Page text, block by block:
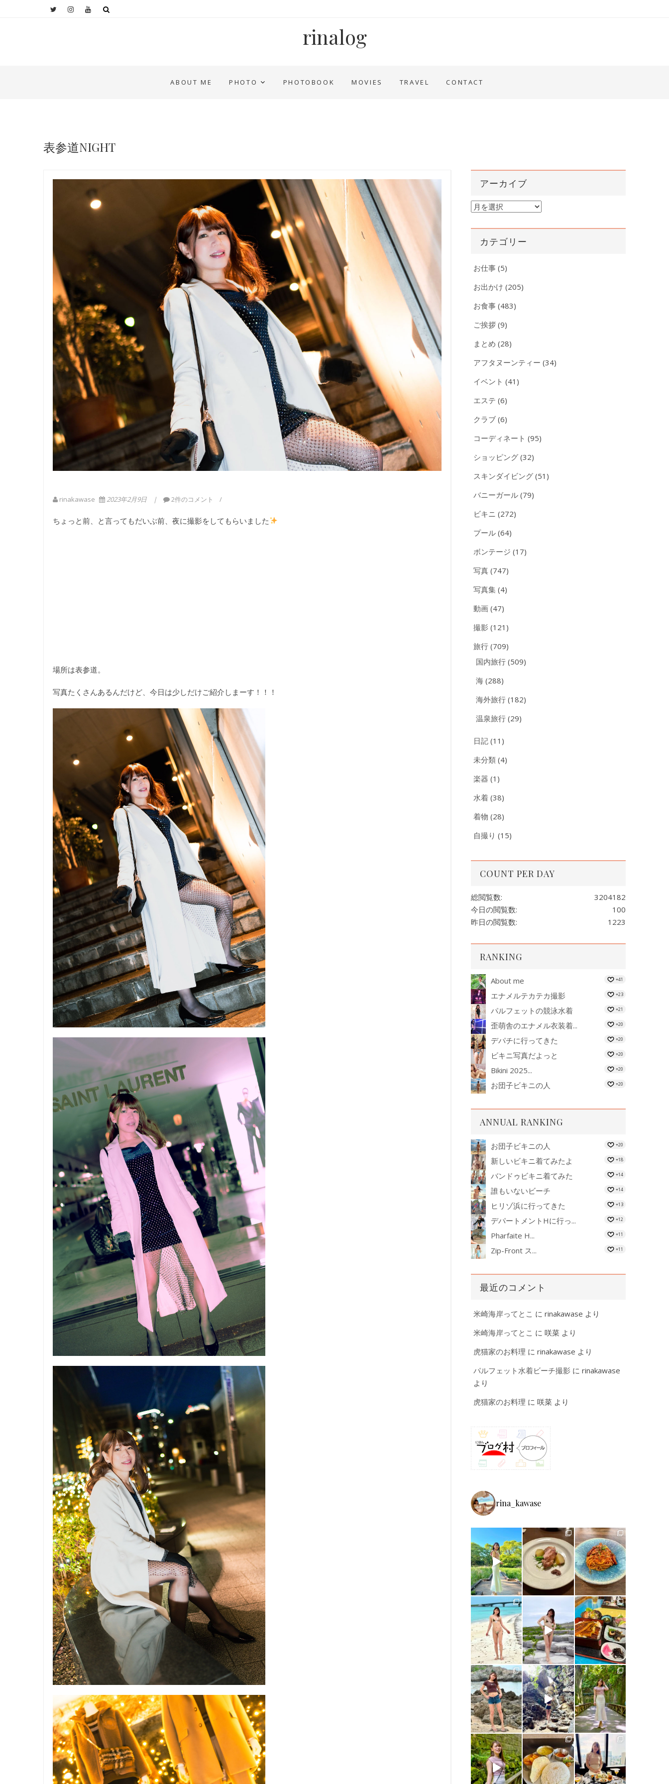
rinalog
ABOUT ME PHOTO PHOTOBOOK MOVIES TRAVEL CONTACT
表参道NIGHT
rinakawase 2023年2月9日 2件のコメント
ちょっと前、と言ってもだいぶ前、夜に撮影をしてもらいました
場所は表参道。
写真たくさんあるんだけど、今日は少しだけご紹介しまーす！！！
アーカイブ
ア
カ
カテゴリー
お仕事 (5)
お出かけ (205)
お食事 (483)
ご挨拶 (9)
まとめ (28)
アフタヌーンティー (34)
イベント (41)
エステ (6)
クラブ (6)
コーディネート (95)
ショッピング (32)
スキンダイビング (51)
バニーガール (79)
ビキニ (272)
プール (64)
ボンテージ (17)
写真 (747)
写真集 (4)
動画 (47)
撮影 (121)
旅行 (709)
国内旅行 (509)
海 (288)
海外旅行 (182)
温泉旅行 (29)
日記 (11)
未分類 (4)
楽器 (1)
水着 (38)
着物 (28)
自撮り (15)
COUNT PER DAY
3204182
総閲覧数:
100
今日の閲覧数:
1223
昨日の閲覧数:
RANKING
About me +41
エナメルテカテカ撮影 +23
パルフェットの競泳水着 +21
歪萌舎のエナメル衣装着... +20
デパチに行ってきた +20
ビキニ写真だよっと +20
Bikini 2025... +20
お団子ビキニの人 +20
ANNUAL RANKING
お団子ビキニの人 +20
新しいビキニ着てみたよ +18
バンドゥビキニ着てみた +14
誰もいないビーチ +14
ヒリゾ浜に行ってきた +13
デパートメントHに行っ... +12
Pharfaite H... +11
Zip-Front ス... +11
最近のコメント
米崎海岸ってとこ に rinakawase より
米崎海岸ってとこ に 咲菜 より
虎猫家のお料理 に rinakawase より
パルフェット水着ビーチ撮影 に rinakawase
より
虎猫家のお料理 に 咲菜 より
rina_kawase